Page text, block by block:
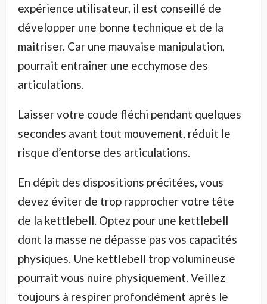
expérience utilisateur, il est conseillé de
développer une bonne technique et de la
maitriser. Car une mauvaise manipulation,
pourrait entraîner une ecchymose des
articulations.
Laisser votre coude fléchi pendant quelques
secondes avant tout mouvement, réduit le
risque d’entorse des articulations.
En dépit des dispositions précitées, vous
devez éviter de trop rapprocher votre tête
de la kettlebell. Optez pour une kettlebell
dont la masse ne dépasse pas vos capacités
physiques. Une kettlebell trop volumineuse
pourrait vous nuire physiquement. Veillez
toujours à respirer profondément après le